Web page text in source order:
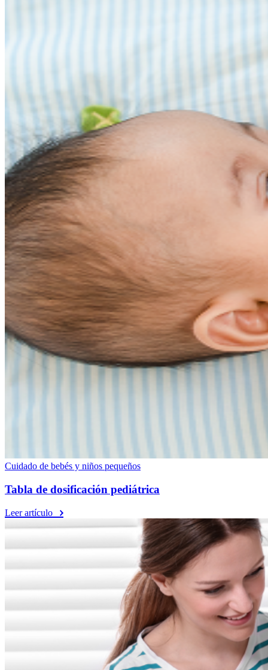
Cuidado de bebés y niños pequeños
Tabla de dosificación pediátrica
Leer artículo